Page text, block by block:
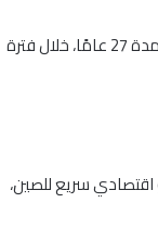
في عام 1949، أسس ماو تسي تونغ جمهورية الصين الشعبية الشيوعية. حكم ماو الصين لمدة 27 عامًا، خلال فترة
اقتصادي سريع للصين،